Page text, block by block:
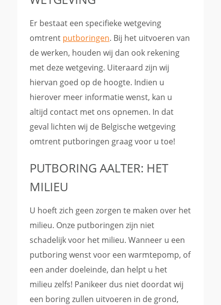
Er bestaat een specifieke wetgeving
omtrent putboringen. Bij het uitvoeren van
de werken, houden wij dan ook rekening
met deze wetgeving. Uiteraard zijn wij
hiervan goed op de hoogte. Indien u
hierover meer informatie wenst, kan u
altijd contact met ons opnemen. In dat
geval lichten wij de Belgische wetgeving
omtrent putboringen graag voor u toe!
PUTBORING AALTER: HET
MILIEU
U hoeft zich geen zorgen te maken over het
milieu. Onze putboringen zijn niet
schadelijk voor het milieu. Wanneer u een
putboring wenst voor een warmtepomp, of
een ander doeleinde, dan helpt u het
milieu zelfs! Panikeer dus niet doordat wij
een boring zullen uitvoeren in de grond,